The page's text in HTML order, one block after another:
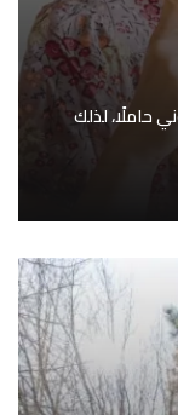
حاملًا، لذلك